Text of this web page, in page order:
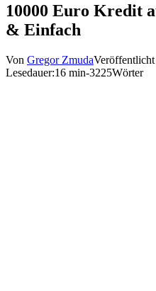
10000 Euro Kredit
& Einfach
Von Gregor ZmudaVeröffentlicht
Lesedauer:16 min-3225Wörter